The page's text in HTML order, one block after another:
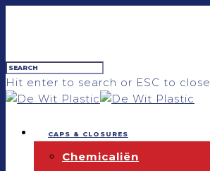
Hit enter to search or ESC to close
CAPS & CLOSURES
Chemicaliën